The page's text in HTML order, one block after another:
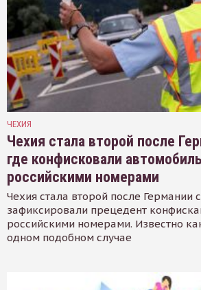
ЧЕХИЯ
Чехия стала второй после
где конфисковали
российскими номерами
Чехия стала второй после Германии
зафиксировали прецедент
российскими номерами. Известно
одном подобном случае